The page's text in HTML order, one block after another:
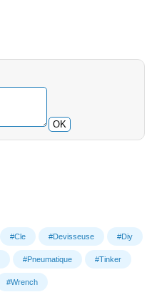
OK
#Cle #Devisseuse #Diy
#Pneumatique #Tinker
#Wrench